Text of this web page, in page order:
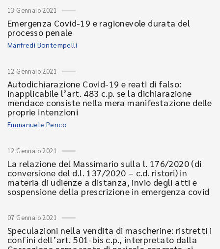
13 Gennaio 2021
Emergenza Covid-19 e ragionevole durata del
processo penale
Manfredi Bontempelli
12 Gennaio 2021
Autodichiarazione Covid-19 e reati di falso:
inapplicabile l’art. 483 c.p. se la dichiarazione
mendace consiste nella mera manifestazione delle
proprie intenzioni
Emmanuele Penco
12 Gennaio 2021
La relazione del Massimario sulla l. 176/2020 (di
conversione del d.l. 137/2020 – c.d. ristori) in
materia di udienze a distanza, invio degli atti e
sospensione della prescrizione in emergenza covid
07 Gennaio 2021
Speculazioni nella vendita di mascherine: ristretti i
confini dell’art. 501-bis c.p., interpretato dalla